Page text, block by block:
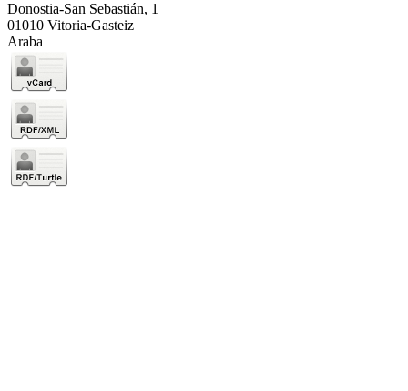
Donostia-San Sebastián, 1
01010 Vitoria-Gasteiz
Araba